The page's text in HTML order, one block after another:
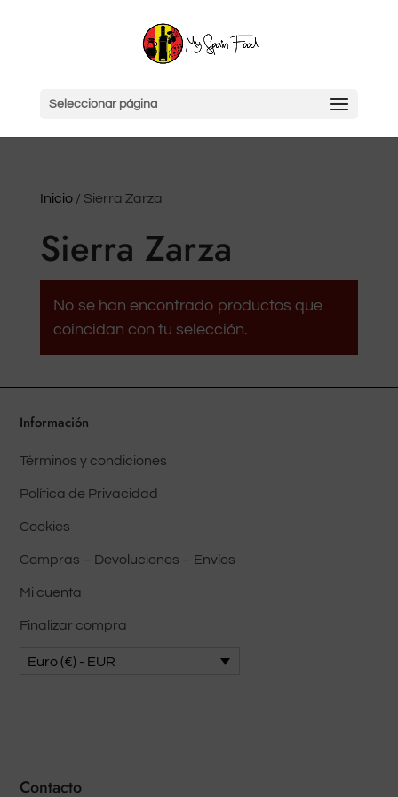
Seleccionar página
Inicio/ Sierra Zarza
Sierra Zarza
No se han encontrado productos que
coincidan con tu selección.
Información
Términos y condiciones
Política de Privacidad
Cookies
Compras – Devoluciones – Envíos
Mi cuenta
Finalizar compra
Euro (€) - EUR
Contacto